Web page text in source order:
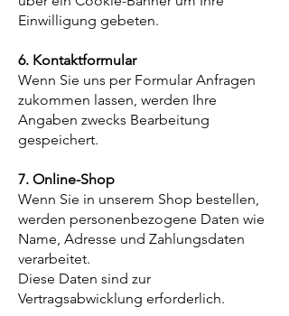
Einwilligung gebeten.
6. Kontaktformular
Wenn Sie uns per Formular Anfragen
zukommen lassen, werden Ihre
Angaben zwecks Bearbeitung
gespeichert.
7. Online-Shop
Wenn Sie in unserem Shop bestellen,
werden personenbezogene Daten wie
Name, Adresse und Zahlungsdaten
verarbeitet.
Diese Daten sind zur
Vertragsabwicklung erforderlich.